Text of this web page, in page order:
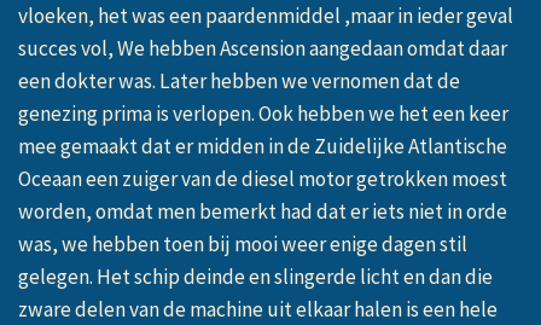
vloeken, het was een paardenmiddel ,maar in ieder geval
succes vol, We hebben Ascension aangedaan omdat daar
een dokter was. Later hebben we vernomen dat de
genezing prima is verlopen. Ook hebben we het een keer
mee gemaakt dat er midden in de Zuidelijke Atlantische
Oceaan een zuiger van de diesel motor getrokken moest
worden, omdat men bemerkt had dat er iets niet in orde
was, we hebben toen bij mooi weer enige dagen stil
gelegen. Het schip deinde en slingerde licht en dan die
zware delen van de machine uit elkaar halen is een hele